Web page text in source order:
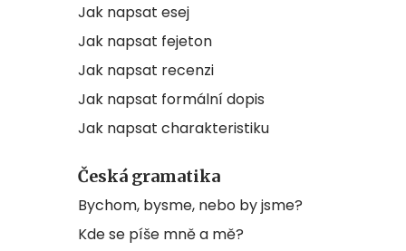
Jak napsat esej
Jak napsat fejeton
Jak napsat recenzi
Jak napsat formální dopis
Jak napsat charakteristiku
Česká gramatika
Bychom, bysme, nebo by jsme?
Kde se píše mně a mě?